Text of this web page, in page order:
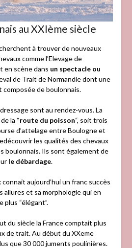
au XXIème siècle
à trouver de nouveaux
comme l’Elevage de
en scène dans un spectacle ou
de Trait de Normandie dont une
de boulonnais.
sont au rendez-vous. La
la “route du poisson“, soit trois
d’attelage entre Boulogne et
les qualités des chevaux
boulonnais. Ils sont également de
le débardage.
aujourd’hui un franc succès
allures et sa morphologie qui en
“élégant”.
du siècle la France comptait plus
de trait. Au début du XXeme
que 30 000 juments poulinières.